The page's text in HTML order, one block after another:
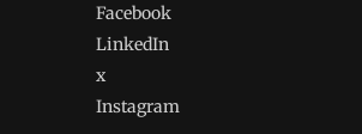
Facebook
LinkedIn
x
Instagram